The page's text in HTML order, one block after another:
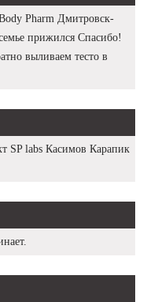
Pharm Дмитровск-
прижился Спасибо!
выливаем тесто в
SP labs Касимов Карапик